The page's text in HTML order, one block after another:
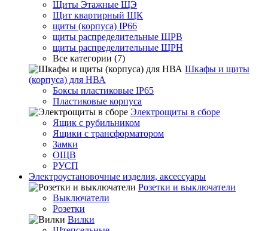
Щиты Этажные ЩЭ
Щит квартирный ЩК
щиты (корпуса) IP66
щиты распределительные ЩРВ
щиты распределительные ЩРН
Все категории (7)
Шкафы и щиты
(корпуса) для НВА
Боксы пластиковые IP65
Пластиковые корпуса
Электрощиты в сборе
Ящик с рубильником
Ящики с трансформатором
Замки
ОЩВ
РУСП
Электроустановочные изделия, аксессуары
Розетки и выключатели
Выключатели
Розетки
Вилки